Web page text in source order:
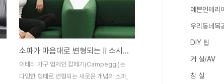
소파가 마음대로 변형되는 !! 소시아 소파
이태리 가구 업체인 캄페기(Campeggi)는
다양한 형태로 변형되는 새로운 개념의 소파,
예쁜인테리
우리동네목
DIY 팁
거 실/AV
침 실